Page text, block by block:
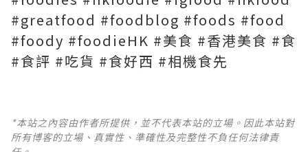
#greatfood #foodblog #foods #food
#foody #foodieHK #美食 #香港美食 #食
#食評 #吃貨 #食好西 #相機食先
*本站之內容由作者所提供，並不代表本站的立場。因此本站對
所有博客的立場、真實性、準確性及完整性不負任何法律責